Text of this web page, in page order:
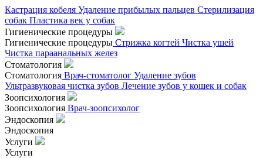
Кастрация кобеля Удаление прибылых пальцев Стерилизация
собак Пластика век у собак
Гигиенические процедуры
Гигиенические процедуры Стрижка когтей Чистка ушей
Чистка параанальных желез
Стоматология
Стоматология Врач-стоматолог Удаление зубов
Ультразвуковая чистка зубов Лечение зубов у кошек и собак
Зоопсихология
Зоопсихология Врач-зоопсихолог
Эндоскопия
Эндоскопия
Услуги
Услуги